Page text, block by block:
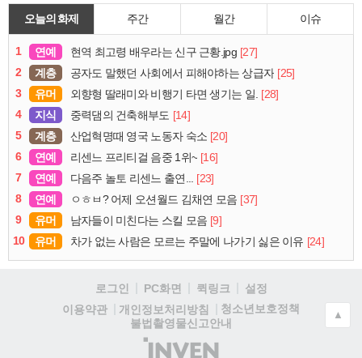
오늘의 화제 주간 월간 이슈
1 연예 현역 최고령 배우라는 신구 근황.jpg [27]
2
계층 공자도 말했던 사회에서 피해야하는 상급자 [25]
3
유머 외향형 딸래미와 비행기 타면 생기는 일. [28]
4
지식 중력댐의 건축해부도 [14]
5
계층 산업혁명때 영국 노동자 숙소 [20]
6
연예 리센느 프리티걸 음중 1위~ [16]
7
연예 다음주 놀토 리센느 출연...
[23]
8
연예 ㅇㅎㅂ? 어제 오션월드 김채연 모음 [37]
9
유머 남자들이 미친다는 스킬 모음 [9]
10
유머 차가 없는 사람은 모르는 주말에 나가기 싫은 이유 [24]
로그인 PC화면 퀵링크
설정
이용약관
개인정보처리방침
청소년보호정책
불법촬영물신고안내
(주)
▲